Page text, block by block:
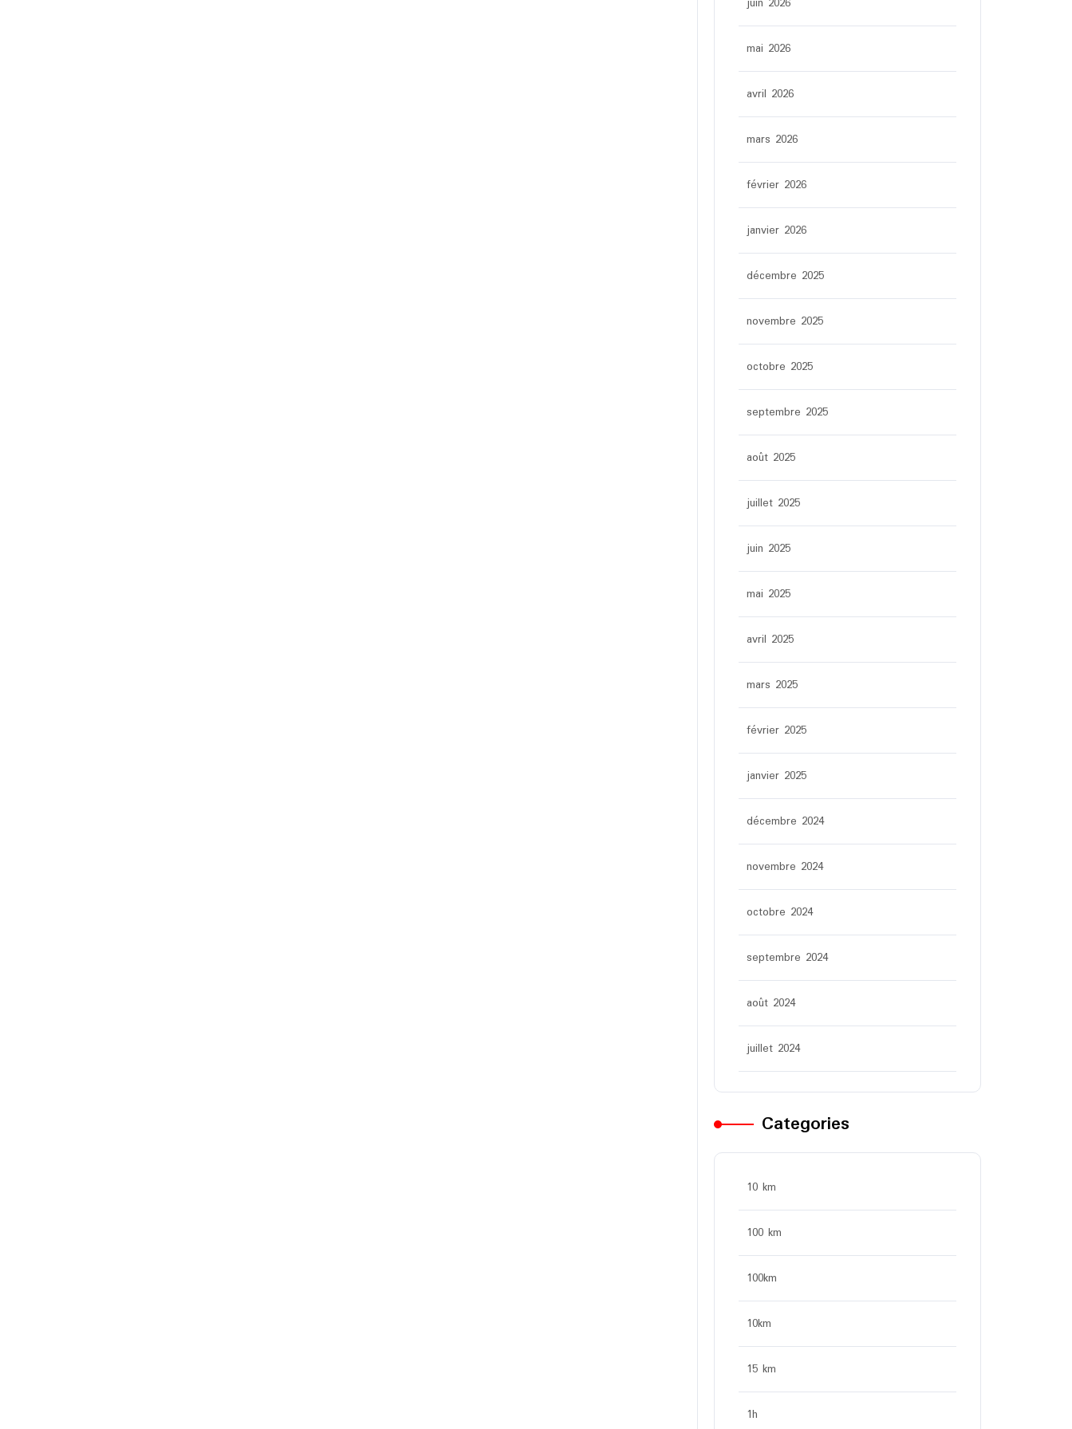
mai 2026
avril 2026
mars 2026
février 2026
janvier 2026
décembre 2025
novembre 2025
octobre 2025
septembre 2025
août 2025
juillet 2025
juin 2025
mai 2025
avril 2025
mars 2025
février 2025
janvier 2025
décembre 2024
novembre 2024
octobre 2024
septembre 2024
août 2024
juillet 2024
Categories
10 km
100 km
100km
10km
15 km
1h